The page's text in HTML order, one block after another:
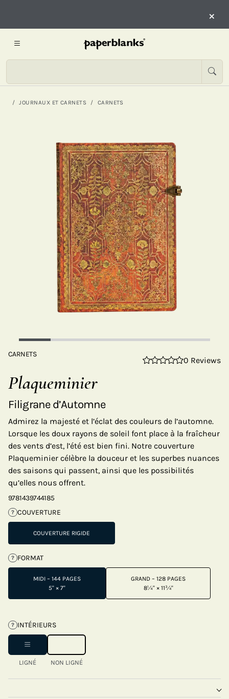
×
JOURNAUX ET CARNETS CARNETS
CARNETS
0 Reviews
Plaqueminier
Filigrane d’Automne
Admirez la majesté et l’éclat des couleurs de l’automne.
Lorsque les doux rayons de soleil font place à la fraîcheur
des vents d’est, l’été est bien fini. Notre couverture
Plaqueminier célèbre la douceur et les superbes nuances
des saisons qui passent, ainsi que les possibilités
qu’elles nous offrent.
9781439744185
? COUVERTURE
COUVERTURE RIGIDE
? FORMAT
MIDI – 144 PAGES
5" × 7"
GRAND – 128 PAGES
8¼" × 11¾"
? INTÉRIEURS
LIGNÉ NON LIGNÉ